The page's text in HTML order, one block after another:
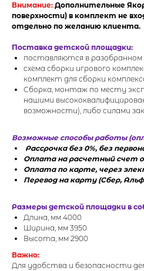
Внимание: Дополнительные
поверхности) в комплект не
отдельно по желанию клиента.
Поставка детской площадки:
поставляются в
схема сборки игрового
комплект для сборки
Сборка, монтаж по месту
нашими
возможности), либо силами
Возможные способы работы
Рассрочка без 0%, без
Оплата на расчетный счет
Оплата по карте, через
Перевод на карту (Сбер,
Размеры детской площадки в
Длина, мм 4000
Ширина, мм 3950
Высота, мм 2900
Важно:
Для удобства и безопасности